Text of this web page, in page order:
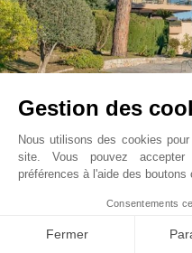
Villefranche Sur Mer - Basse-
Cote d'Azur, France
Vente
Gestion des
Nous utilisons des cookies
site. Vous pouvez
préférences à l'aide des boutons
Consentements
Fermer